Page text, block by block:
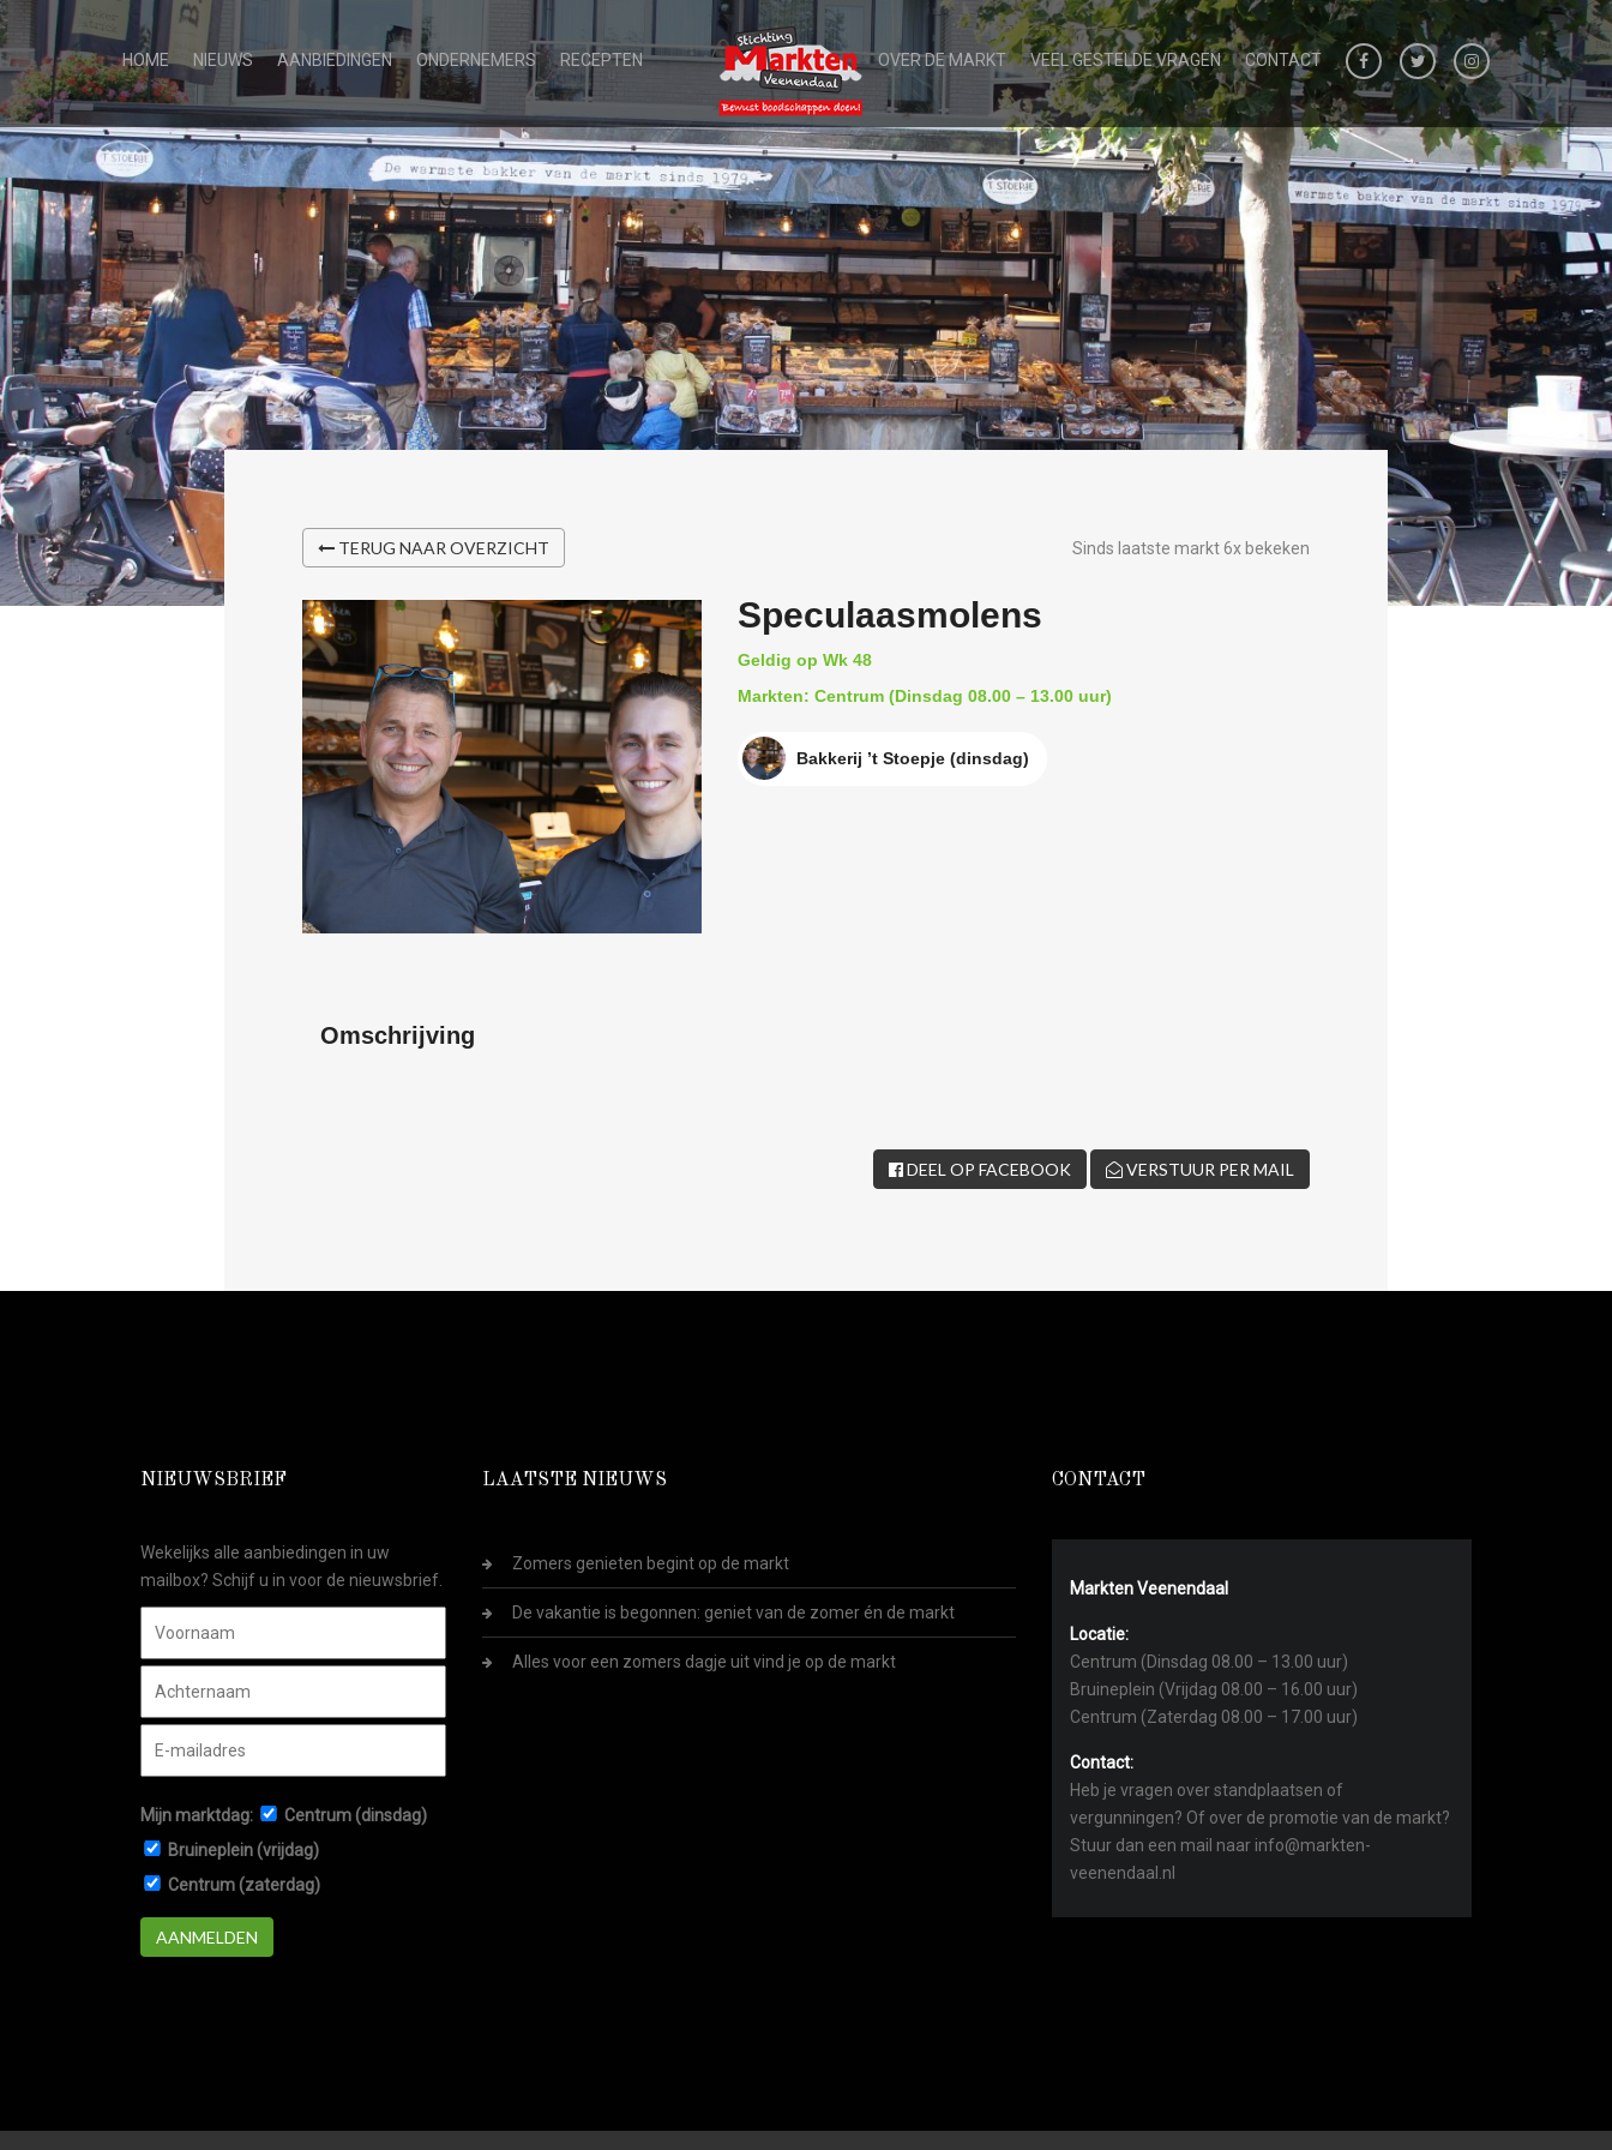
HOME NIEUWS AANBIEDINGEN ONDERNEMERS RECEPTEN OVER DE MARKT VEEL GESTELDE VRAGEN CONTACT
TERUG NAAR OVERZICHT Sinds laatste markt 6x bekeken
Speculaasmolens
Geldig op Wk 48
Markten: Centrum (Dinsdag 08.00 – 13.00 uur)
Bakkerij ’t Stoepje (dinsdag)
Omschrijving
DEEL OP FACEBOOK VERSTUUR PER MAIL
NIEUWSBRIEF
Wekelijks alle aanbiedingen in uw
mailbox? Schijf u in voor de nieuwsbrief.
Mijn marktdag:
Centrum (dinsdag)
Bruineplein (vrijdag)
Centrum (zaterdag)
AANMELDEN
LAATSTE NIEUWS
Zomers genieten begint op de markt
De vakantie is begonnen: geniet van de zomer én de markt
Alles voor een zomers dagje uit vind je op de markt
CONTACT
Markten Veenendaal
Locatie:
Centrum (Dinsdag 08.00 – 13.00 uur)
Bruineplein (Vrijdag 08.00 – 16.00 uur)
Centrum (Zaterdag 08.00 – 17.00 uur)
Contact:
Heb je vragen over standplaatsen of
vergunningen? Of over de promotie van de markt?
Stuur dan een mail naar info@markten-
veenendaal.nl